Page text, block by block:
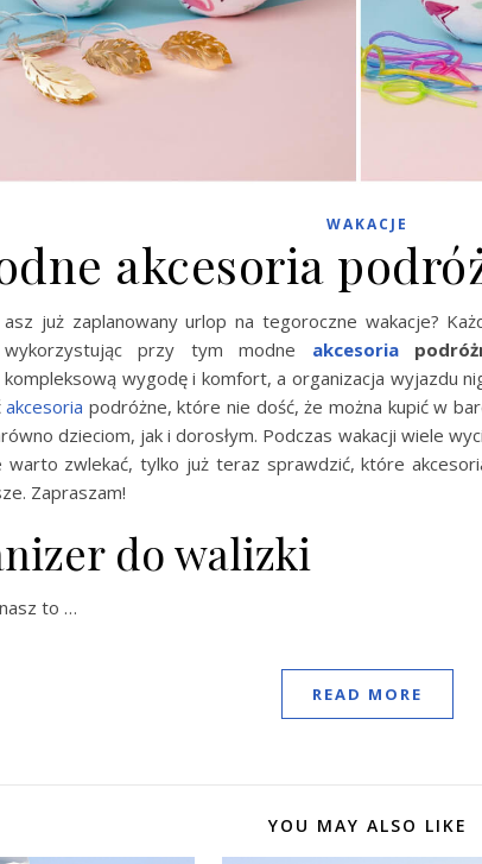
WAKACJE
akcesoria
asz już zaplanowany urlop na tegoroczne wakacje?
wykorzystując przy tym modne akcesoria
kompleksową wygodę i komfort, a organizacja wyjazdu
akcesoria podróżne, które nie dość, że można kupić w
dzieciom, jak i dorosłym. Podczas wakacji wiele
warto zwlekać, tylko już teraz sprawdzić, które
Zapraszam!
do walizki
to …
READ MORE
YOU MAY ALSO LIKE